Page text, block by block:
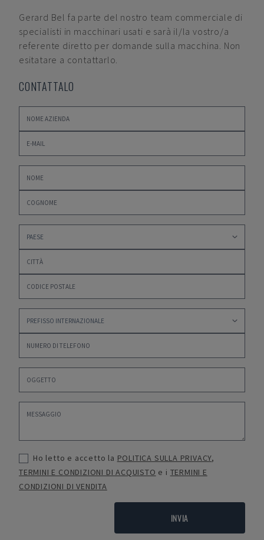
Gerard Bel fa parte del nostro team commerciale di
specialisti in macchinari usati e sarà il/la vostro/a
referente diretto per domande sulla macchina. Non
esitatare a contattarlo.
CONTATTALO
Ho letto e accetto la POLITICA SULLA PRIVACY,
TERMINI E CONDIZIONI DI ACQUISTO e i TERMINI E
CONDIZIONI DI VENDITA
INVIA